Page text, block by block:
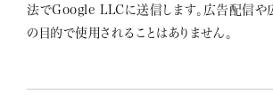
法でGoogle LLCに送信します。広告配信
の目的で使用されることはありません。